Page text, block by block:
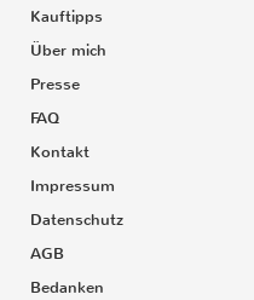
Kauftipps
Über mich
Presse
FAQ
Kontakt
Impressum
Datenschutz
AGB
Bedanken